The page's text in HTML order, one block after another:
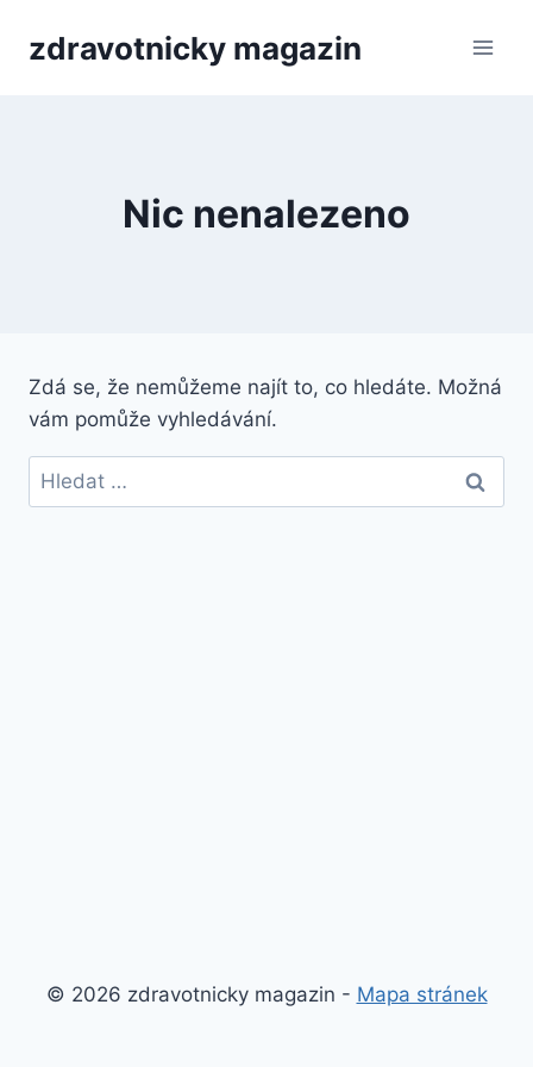
zdravotnicky magazin
Nic nenalezeno
Zdá se, že nemůžeme najít to, co hledáte. Možná
vám pomůže vyhledávání.
Vyhledávání
© 2026 zdravotnicky magazin - Mapa stránek